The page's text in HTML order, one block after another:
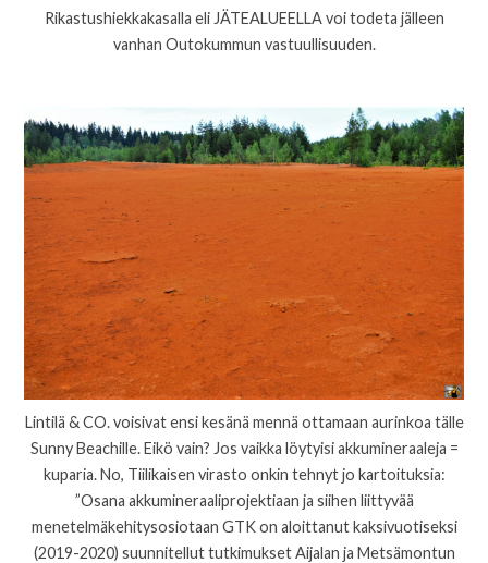
Rikastushiekkakasalla eli JÄTEALUEELLA voi todeta jälleen
vanhan Outokummun vastuullisuuden.
Lintilä & CO. voisivat ensi kesänä mennä ottamaan aurinkoa tälle
Sunny Beachille. Eikö vain? Jos vaikka löytyisi akkumineraaleja =
kuparia. No, Tiilikaisen virasto onkin tehnyt jo kartoituksia:
”Osana akkumineraaliprojektiaan ja siihen liittyvää
menetelmäkehitysosiotaan GTK on aloittanut kaksivuotiseksi
(2019-2020) suunnitellut tutkimukset Aijalan ja Metsämontun